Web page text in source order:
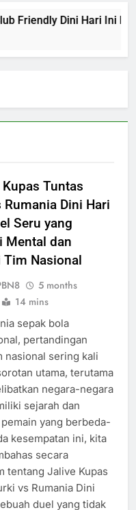
Friendly Dini Hari Ini
Tuntas
Rumania Dini Hari
Seru yang
Mental dan
Tim Nasional
5 months
14 mins
sepak bola
pertandingan
nasional sering kali
utama, terutama
negara-negara
sejarah dan
yang berbeda-
kesempatan ini, kita
secara
tentang Jalive Kupas
vs Rumania Dini
duel yang tidak